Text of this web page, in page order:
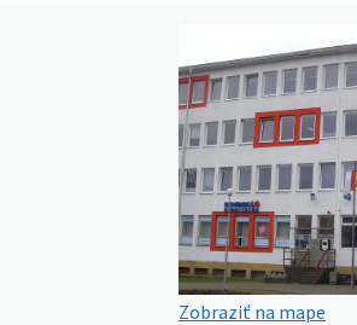
Zobraziť na mape